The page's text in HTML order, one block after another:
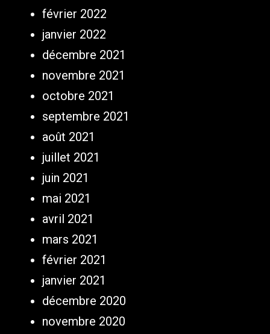
février 2022
janvier 2022
décembre 2021
novembre 2021
octobre 2021
septembre 2021
août 2021
juillet 2021
juin 2021
mai 2021
avril 2021
mars 2021
février 2021
janvier 2021
décembre 2020
novembre 2020